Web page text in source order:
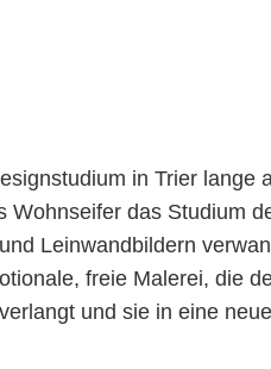
in Trier lange
Wohnseifer das Studium
Leinwandbildern
freie Malerei, die
und sie in eine